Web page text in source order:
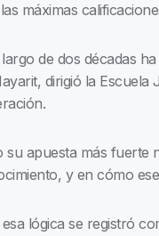
máximas
de dos décadas
dirigió la
su apuesta más fuerte
y en cómo
lógica se registró